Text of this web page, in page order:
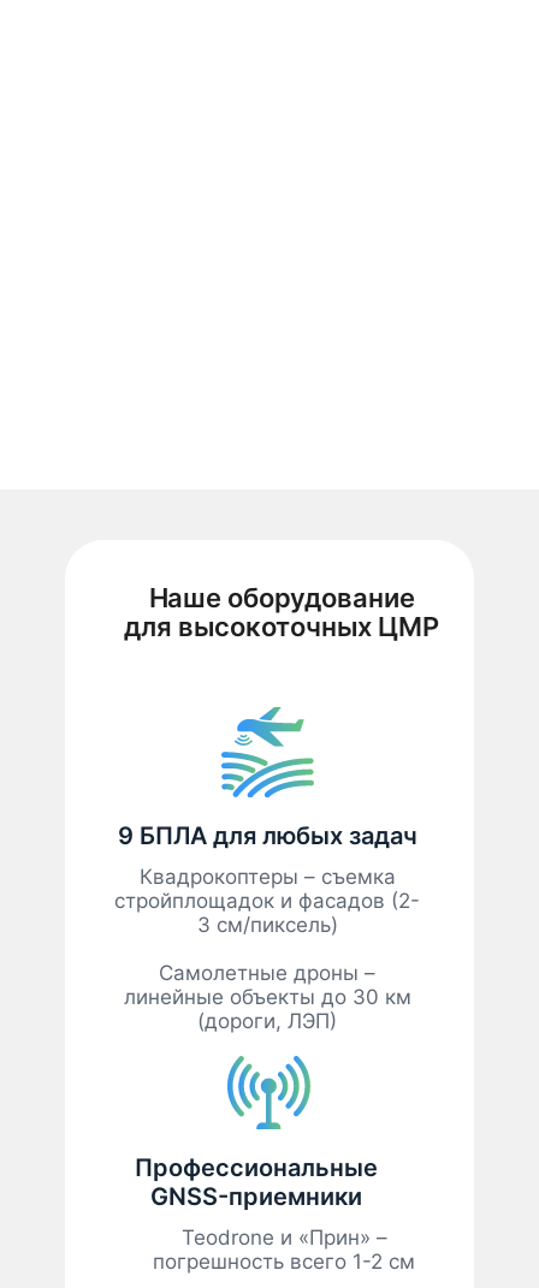
Наше оборудование
для высокоточных ЦМР
Профессиональные
GNSS-приемники
Teodrone и «Прин» –
погрешность всего 1-2 см
9 БПЛА для любых задач
Квадрокоптеры – съемка
стройплощадок и фасадов (2-
3 см/пиксель)
Самолетные дроны –
линейные объекты до 30 км
(дороги, ЛЭП)